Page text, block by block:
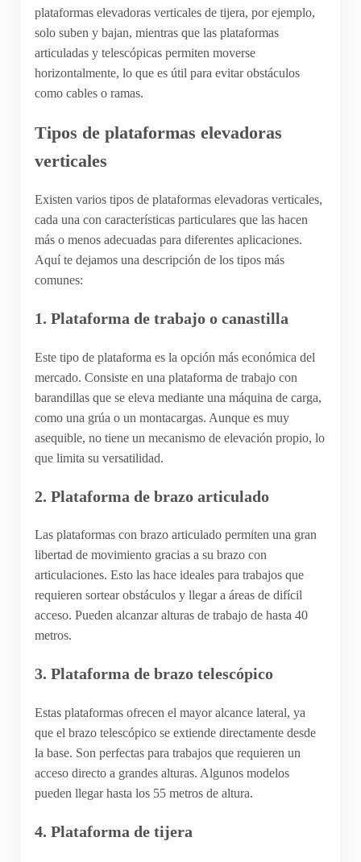
plataformas elevadoras verticales de tijera, por ejemplo,
solo suben y bajan, mientras que las plataformas
articuladas y telescópicas permiten moverse
horizontalmente, lo que es útil para evitar obstáculos
como cables o ramas.
Tipos de plataformas elevadoras
verticales
Existen varios tipos de plataformas elevadoras verticales,
cada una con características particulares que las hacen
más o menos adecuadas para diferentes aplicaciones.
Aquí te dejamos una descripción de los tipos más
comunes:
1. Plataforma de trabajo o canastilla
Este tipo de plataforma es la opción más económica del
mercado. Consiste en una plataforma de trabajo con
barandillas que se eleva mediante una máquina de carga,
como una grúa o un montacargas. Aunque es muy
asequible, no tiene un mecanismo de elevación propio, lo
que limita su versatilidad.
2. Plataforma de brazo articulado
Las plataformas con brazo articulado permiten una gran
libertad de movimiento gracias a su brazo con
articulaciones. Esto las hace ideales para trabajos que
requieren sortear obstáculos y llegar a áreas de difícil
acceso. Pueden alcanzar alturas de trabajo de hasta 40
metros.
3. Plataforma de brazo telescópico
Estas plataformas ofrecen el mayor alcance lateral, ya
que el brazo telescópico se extiende directamente desde
la base. Son perfectas para trabajos que requieren un
acceso directo a grandes alturas. Algunos modelos
pueden llegar hasta los 55 metros de altura.
4. Plataforma de tijera